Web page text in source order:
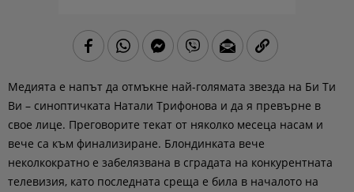
Медията е напът да отмъкне най-голямата звезда на Би Ти
Ви – синоптичката Натали Трифонова и да я превърне в
свое лице. Преговорите текат от няколко месеца насам и
вече са към финализиране. Блондинката вече
неколкократно е забелязвана в сградата на конкурентната
телевизия, като последната среща е била в началото на